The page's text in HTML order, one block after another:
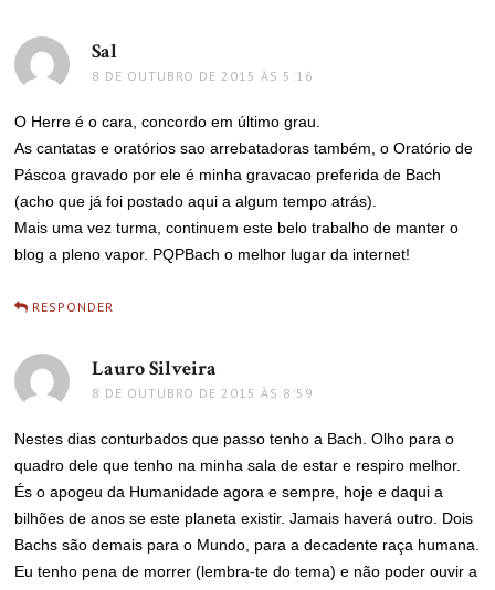
Sal
8 DE OUTUBRO DE 2015 ÀS 5:16
O Herre é o cara, concordo em último grau.
As cantatas e oratórios sao arrebatadoras também, o Oratório de
Páscoa gravado por ele é minha gravacao preferida de Bach
(acho que já foi postado aqui a algum tempo atrás).
Mais uma vez turma, continuem este belo trabalho de manter o
blog a pleno vapor. PQPBach o melhor lugar da internet!
RESPONDER
Lauro Silveira
8 DE OUTUBRO DE 2015 ÀS 8:59
Nestes dias conturbados que passo tenho a Bach. Olho para o
quadro dele que tenho na minha sala de estar e respiro melhor.
És o apogeu da Humanidade agora e sempre, hoje e daqui a
bilhões de anos se este planeta existir. Jamais haverá outro. Dois
Bachs são demais para o Mundo, para a decadente raça humana.
Eu tenho pena de morrer (lembra-te do tema) e não poder ouvir a